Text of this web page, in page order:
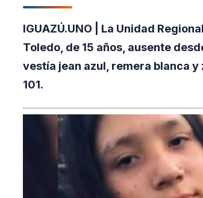
IGUAZÚ.UNO | La Unidad
Toledo, de 15 años, ausente
vestía jean azul, remera blanca
101.